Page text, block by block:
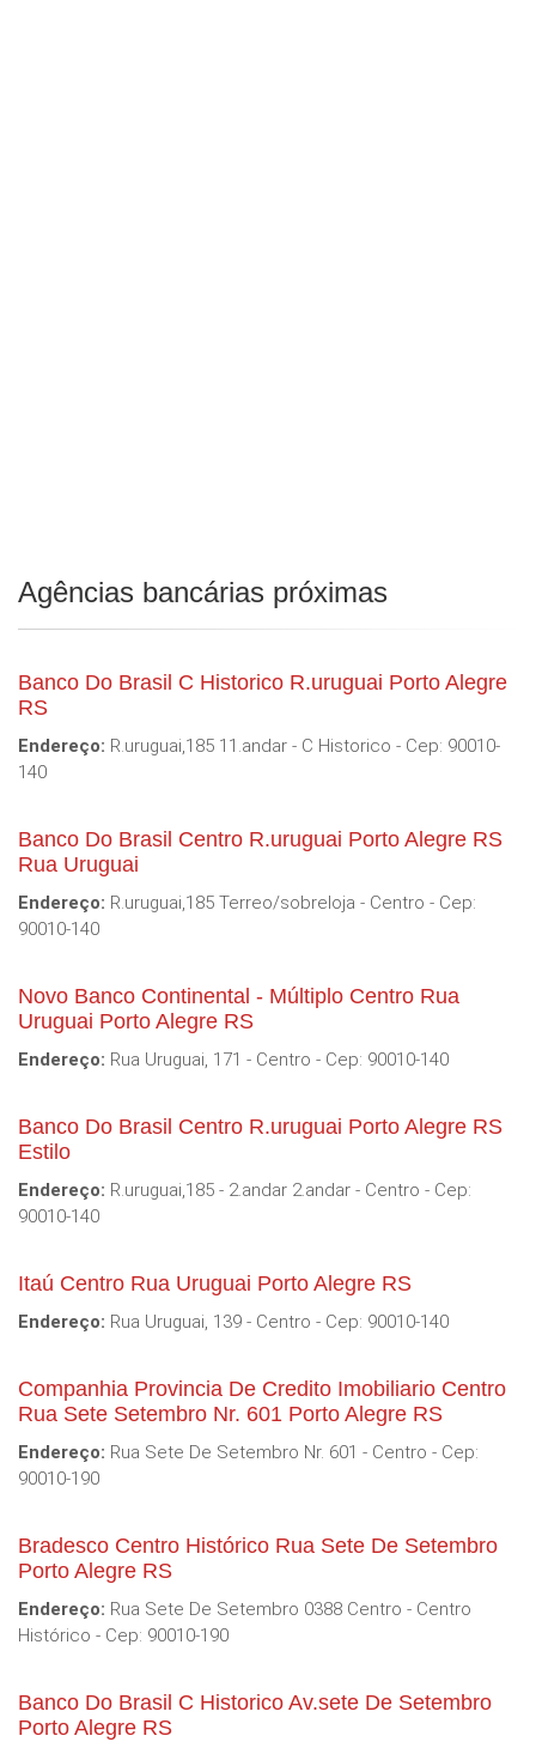
Agências bancárias próximas
Banco Do Brasil C Historico R.uruguai Porto Alegre
RS
Endereço: R.uruguai,185 11.andar - C Historico - Cep: 90010-
140
Banco Do Brasil Centro R.uruguai Porto Alegre RS
Rua Uruguai
Endereço: R.uruguai,185 Terreo/sobreloja - Centro - Cep:
90010-140
Novo Banco Continental - Múltiplo Centro Rua
Uruguai Porto Alegre RS
Endereço: Rua Uruguai, 171 - Centro - Cep: 90010-140
Banco Do Brasil Centro R.uruguai Porto Alegre RS
Estilo
Endereço: R.uruguai,185 - 2.andar 2.andar - Centro - Cep:
90010-140
Itaú Centro Rua Uruguai Porto Alegre RS
Endereço: Rua Uruguai, 139 - Centro - Cep: 90010-140
Companhia Provincia De Credito Imobiliario Centro
Rua Sete Setembro Nr. 601 Porto Alegre RS
Endereço: Rua Sete De Setembro Nr. 601 - Centro - Cep:
90010-190
Bradesco Centro Histórico Rua Sete De Setembro
Porto Alegre RS
Endereço: Rua Sete De Setembro 0388 Centro - Centro
Histórico - Cep: 90010-190
Banco Do Brasil C Historico Av.sete De Setembro
Porto Alegre RS